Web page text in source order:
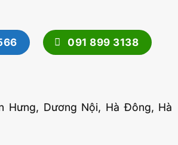
091 899 3138
Hưng, Dương Nội, Hà Đông, Hà